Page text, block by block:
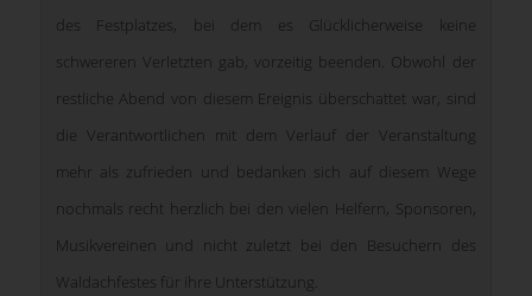
des Festplatzes, bei dem es Glücklicherweise keine
schwereren Verletzten gab, vorzeitig beenden. Obwohl der
restliche Abend von diesem Ereignis überschattet war, sind
die Verantwortlichen mit dem Verlauf der Veranstaltung
mehr als zufrieden und bedanken sich auf diesem Wege
nochmals recht herzlich bei den vielen Helfern, Sponsoren,
Musikvereinen und nicht zuletzt bei den Besuchern des
Waldachfestes für ihre Unterstützung.